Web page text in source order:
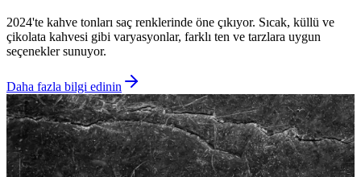
2024'te kahve tonları saç renklerinde öne çıkıyor. Sıcak, küllü ve
çikolata kahvesi gibi varyasyonlar, farklı ten ve tarzlara uygun
seçenekler sunuyor.
Daha fazla bilgi edinin